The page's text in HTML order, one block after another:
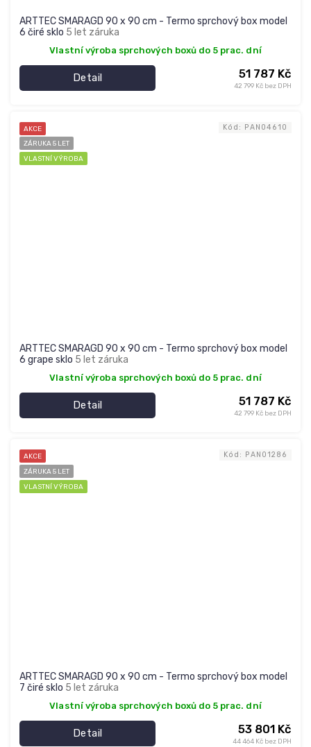
ARTTEC SMARAGD 90 x 90 cm - Termo sprchový box model
6 čiré sklo 5 let záruka
Vlastní výroba sprchových boxů do 5 prac. dní
42 799 Kč bez DPH
51 787 Kč
Detail
AKCE
ZÁRUKA 5 LET
VLASTNÍ VÝROBA
ARTTEC SMARAGD 90 x 90 cm - Termo sprchový box model
6 grape sklo 5 let záruka
Vlastní výroba sprchových boxů do 5 prac. dní
42 799 Kč bez DPH
51 787 Kč
Detail
Kód: PAN04610
AKCE
ZÁRUKA 5 LET
VLASTNÍ VÝROBA
ARTTEC SMARAGD 90 x 90 cm - Termo sprchový box model
7 čiré sklo 5 let záruka
Vlastní výroba sprchových boxů do 5 prac. dní
44 464 Kč bez DPH
53 801 Kč
Detail
Kód: PAN01286